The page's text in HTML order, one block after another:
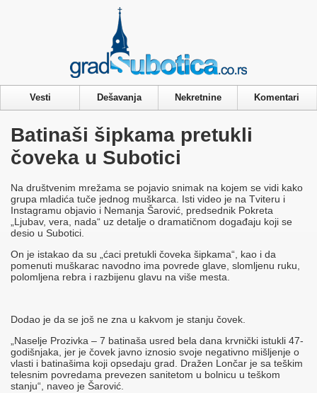
Vesti Dešavanja Nekretnine Komentari
Batinaši šipkama pretukli
čoveka u Subotici
Na društvenim mrežama se pojavio snimak na kojem se vidi kako
grupa mladića tuče jednog muškarca. Isti video je na Tviteru i
Instagramu objavio i Nemanja Šarović, predsednik Pokreta
„Ljubav, vera, nada“ uz detalje o dramatičnom događaju koji se
desio u Subotici.
On je istakao da su „ćaci pretukli čoveka šipkama“, kao i da
pomenuti muškarac navodno ima povrede glave, slomljenu ruku,
polomljena rebra i razbijenu glavu na više mesta.
Dodao je da se još ne zna u kakvom je stanju čovek.
„Naselje Prozivka – 7 batinaša usred bela dana krvnički istukli 47-
godišnjaka, jer je čovek javno iznosio svoje negativno mišljenje o
vlasti i batinašima koji opsedaju grad. Dražen Lončar je sa teškim
telesnim povredama prevezen sanitetom u bolnicu u teškom
stanju“, naveo je Šarović.
Privacy & Cookies Policy